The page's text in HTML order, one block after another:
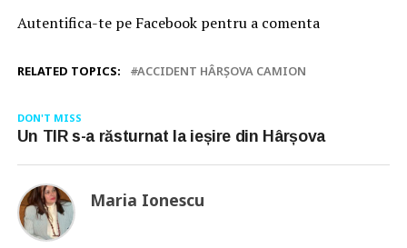
Autentifica-te pe Facebook pentru a comenta
RELATED TOPICS: ACCIDENT HÂRȘOVA CAMION
DON'T MISS
Un TIR s-a răsturnat la ieșire din Hârșova
Maria Ionescu